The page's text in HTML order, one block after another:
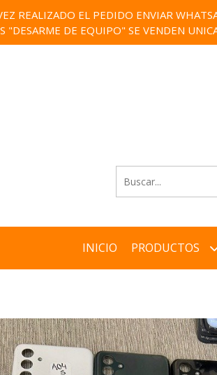
REALIZADO EL PEDIDO ENVIAR
"DESARME DE EQUIPO" SE VENDEN
INICIO PRODUCTOS